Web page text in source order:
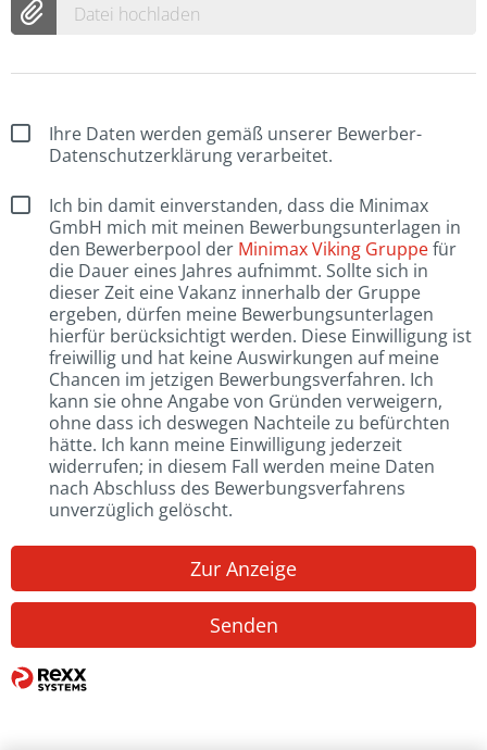
Datei hochladen
Ihre Daten werden gemäß unserer Bewerber-
Datenschutzerklärung verarbeitet.
Ich bin damit einverstanden, dass die Minimax
GmbH mich mit meinen Bewerbungsunterlagen in
den Bewerberpool der Minimax Viking Gruppefür
die Dauer eines Jahres aufnimmt. Sollte sich in
dieser Zeit eine Vakanz innerhalb der Gruppe
ergeben, dürfen meine Bewerbungsunterlagen
hierfür berücksichtigt werden. Diese Einwilligung ist
freiwillig und hat keine Auswirkungen auf meine
Chancen im jetzigen Bewerbungsverfahren. Ich
kann sie ohne Angabe von Gründen verweigern,
ohne dass ich deswegen Nachteile zu befürchten
hätte. Ich kann meine Einwilligung jederzeit
widerrufen; in diesem Fall werden meine Daten
nach Abschluss des Bewerbungsverfahrens
unverzüglich gelöscht.
Zur Anzeige
Senden